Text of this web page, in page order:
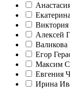
Виктория
Алексей
Валикова
Егор
Максим
Евгения
Ирина